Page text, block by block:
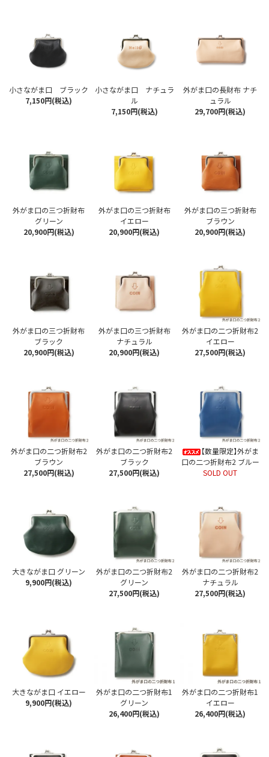
小さながま口 ブラック
7,150円(税込)
小さながま口 ナチュラ
ル
7,150円(税込)
外がま口の長財布 ナチ
ュラル
29,700円(税込)
外がま口の三つ折財布
グリーン
20,900円(税込)
外がま口の三つ折財布
イエロー
20,900円(税込)
外がま口の三つ折財布
ブラウン
20,900円(税込)
外がま口の三つ折財布
ブラック
20,900円(税込)
外がま口の三つ折財布
ナチュラル
20,900円(税込)
外がま口の二つ折財布2
イエロー
27,500円(税込)
外がま口の二つ折財布2
ブラウン
27,500円(税込)
外がま口の二つ折財布2
ブラック
27,500円(税込)
【数量限定】外がま
口の二つ折財布2 ブルー
SOLD OUT
大きながま口 グリーン
9,900円(税込)
外がま口の二つ折財布2
グリーン
27,500円(税込)
外がま口の二つ折財布2
ナチュラル
27,500円(税込)
大きながま口 イエロー
9,900円(税込)
外がま口の二つ折財布1
グリーン
26,400円(税込)
外がま口の二つ折財布1
イエロー
26,400円(税込)